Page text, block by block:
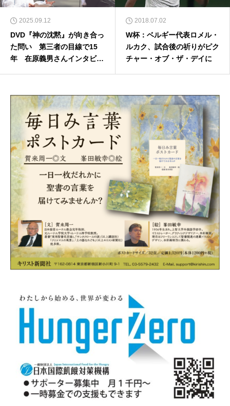
2025.09.12
DVD『神の沈黙』が向き合っ
た問い 第三者の目線で15
年 在原義男さんインタビュ
2018.07.02
W杯：ベルギー代表ロメル・
ルカク、試合後の祈りがピク
チャー・オブ・ザ・デイに